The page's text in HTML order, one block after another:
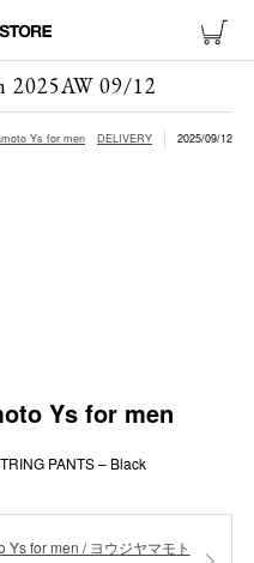
2025AW 09/12
Ys for men DELIVERY 2025/09/12
Ys for men
PANTS – Black
Ys for men / ヨウジヤマモト